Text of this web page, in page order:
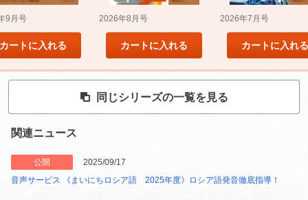
9月号
カートに入れる
2026年8月号
カートに入れる
2026年7月号
カートに入れる
同じシリーズの一覧を見る
関連ニュース
公開
2025/09/17
音声サービス 《まいにちロシア語 2025年度》ロシア語発音徹底指導！